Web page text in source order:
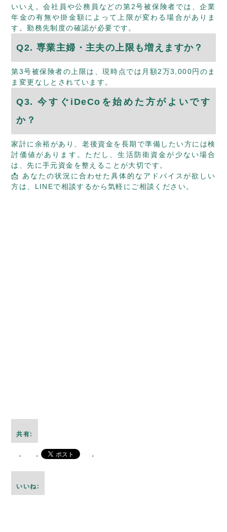
いいえ。会社員や公務員などの第2号被保険者では、企業
年金の有無や掛金額によって上限が変わる場合がありま
す。勤務先制度の確認が必要です。
Q2. 専業主婦・主夫の上限も増えますか？
第3号被保険者の上限は、現時点では月額2万3,000円のま
ま変更なしとされています。
Q3. 今すぐiDeCoを始めた方がよいです
か？
家計に余裕があり、老後資金を長期で準備したい方には検
討価値があります。ただし、生活防衛資金が少ない場合
は、先に手元資金を整えることが大切です。
📩 あなたの状況に合わせた具体的なアドバイスが欲しい
方は、 LINEで相談するから気軽にご相談ください。
共有:
いいね: